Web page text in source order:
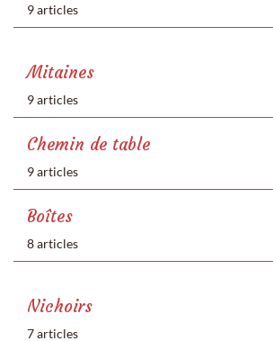
9 articles
Mitaines
9 articles
Chemin de table
9 articles
Boîtes
8 articles
Nichoirs
7 articles